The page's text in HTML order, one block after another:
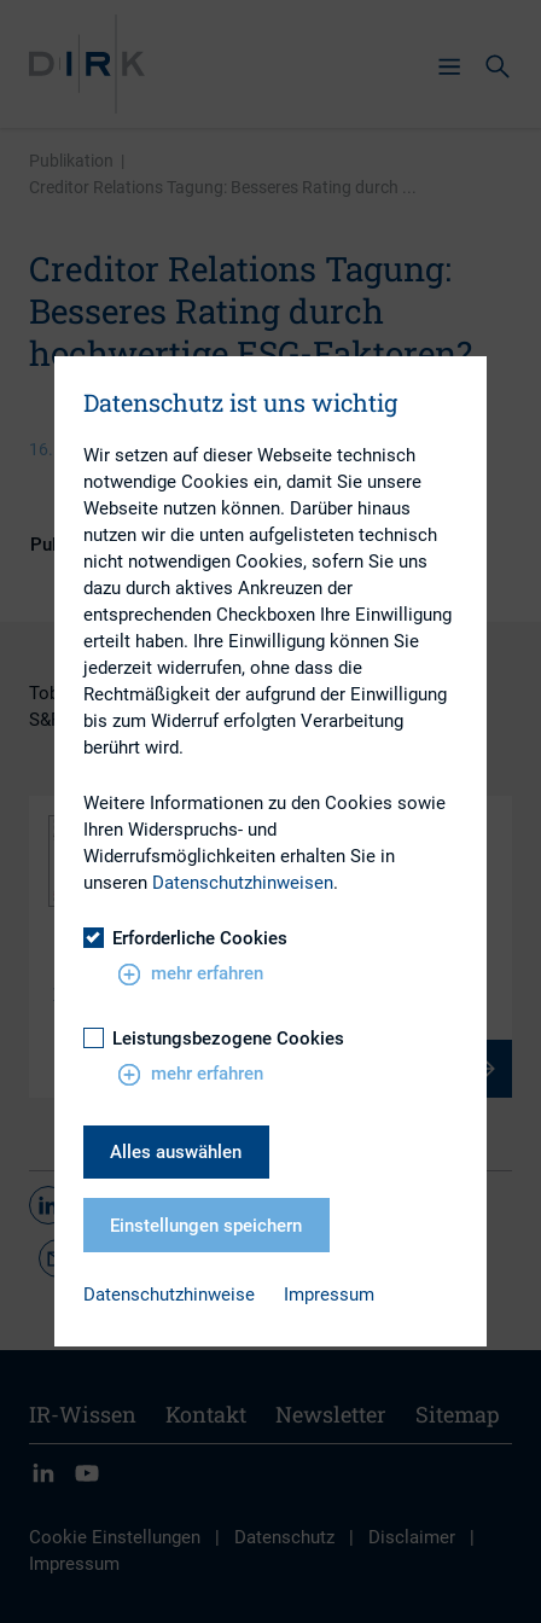
Publikation |
Creditor Relations Tagung: Besseres Rating durch ...
Creditor Relations Tagung:
Besseres Rating durch
hochwertige ESG-Faktoren?
16. Januar 2020
Publikationsform DIRK-Publikationen
Tobias Mock
S&P Global
DOWNLOAD
Besseres Rating durch hochwertige ESG-Faktoren?
IR-Wissen Kontakt Newsletter Sitemap
Cookie Einstellungen Datenschutz Disclaimer
Impressum
Datenschutz ist uns wichtig
Wir setzen auf dieser Webseite technisch
notwendige Cookies ein, damit Sie unsere
Webseite nutzen können. Darüber hinaus
nutzen wir die unten aufgelisteten technisch
nicht notwendigen Cookies, sofern Sie uns
dazu durch aktives Ankreuzen der
entsprechenden Checkboxen Ihre Einwilligung
erteilt haben. Ihre Einwilligung können Sie
jederzeit widerrufen, ohne dass die
Rechtmäßigkeit der aufgrund der Einwilligung
bis zum Widerruf erfolgten Verarbeitung
berührt wird.
Weitere Informationen zu den Cookies sowie
Ihren Widerspruchs- und
Widerrufsmöglichkeiten erhalten Sie in
unseren Datenschutzhinweisen.
Erforderliche Cookies
mehr erfahren
Leistungsbezogene Cookies
mehr erfahren
Alles auswählen
Einstellungen speichern
Datenschutzhinweise Impressum